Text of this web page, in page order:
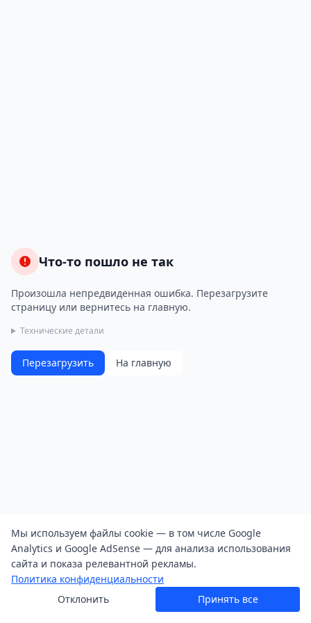
Что-то пошло не так
Произошла непредвиденная ошибка. Перезагрузите
страницу или вернитесь на главную.
Технические детали
Перезагрузить На главную
Мы используем файлы cookie — в том числе Google
Analytics и Google AdSense — для анализа использования
сайта и показа релевантной рекламы.
Политика конфиденциальности
Отклонить
Принять все